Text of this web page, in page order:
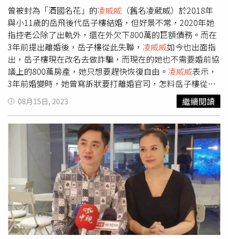
曾被封為「酒國名花」的凌威威 （舊名凌葳威）於2018年
與小11歲的岳飛後代岳子樓結婚，但好景不常，2020年她
指控老公除了出軌外，還在外欠下800萬的巨額債務。而在
3年前提出離婚後，岳子樓從此失聯， 凌威威如今也出面指
出，岳子樓現在改名去做詐騙，而現在的她也不需要婚前協
議上的800萬房產，她只想要趕快恢復自由。 凌威威表示，
3年前婚變時，她曾寫訴狀要打離婚官司，怎料岳子樓從此
人間蒸發，她甚至是透過身旁好友才知道岳子樓已經改名，
還跑去做詐騙集團，騙財又騙色。3年過去了，
凌威威也直
言，覺得自己的身份證上面的配偶欄還有岳子樓的名字，很
帶衰。此外
凌威威也怕若岳子樓真的在做詐騙集團，自己會
被波及到，所以才希望可以趕快切割乾淨。凌威威 指出，當
時在婚前協議上有簽如果男方在婚姻裡不忠，就要賣掉800
萬的房產給她，而她後來還幫他要回750萬的債務，但她也
心寒的說，現在這些她都不要，只要趕快恢復自由就好。她
也說如果岳子樓還是不出面解決，她也做好最壞打算，再花
錢寫一次訴狀去家事法庭出庭，若法官同意的話就可以直接
判離婚，不然她的時間已經被耗掉許久，真的只想趕快結
束。
08月15日, 2023 繼續閱讀